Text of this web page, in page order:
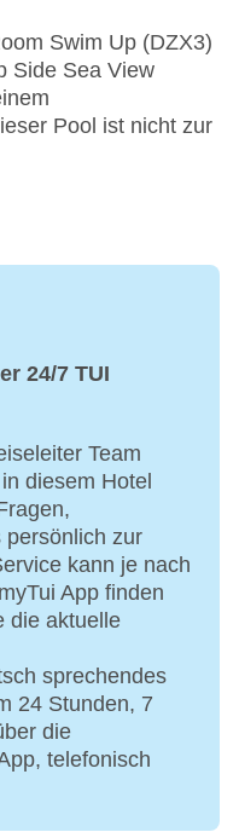
Swim Up (DZX3)
Side Sea View
Pool ist nicht zur
24/7 TUI
Team
diesem Hotel
persönlich zur
kann je nach
App finden
die aktuelle
sprechendes
24 Stunden, 7
die
telefonisch